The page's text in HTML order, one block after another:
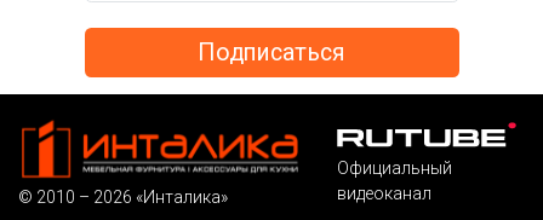
© 2010 – 2026 «Инталика»
Официальный
видеоканал